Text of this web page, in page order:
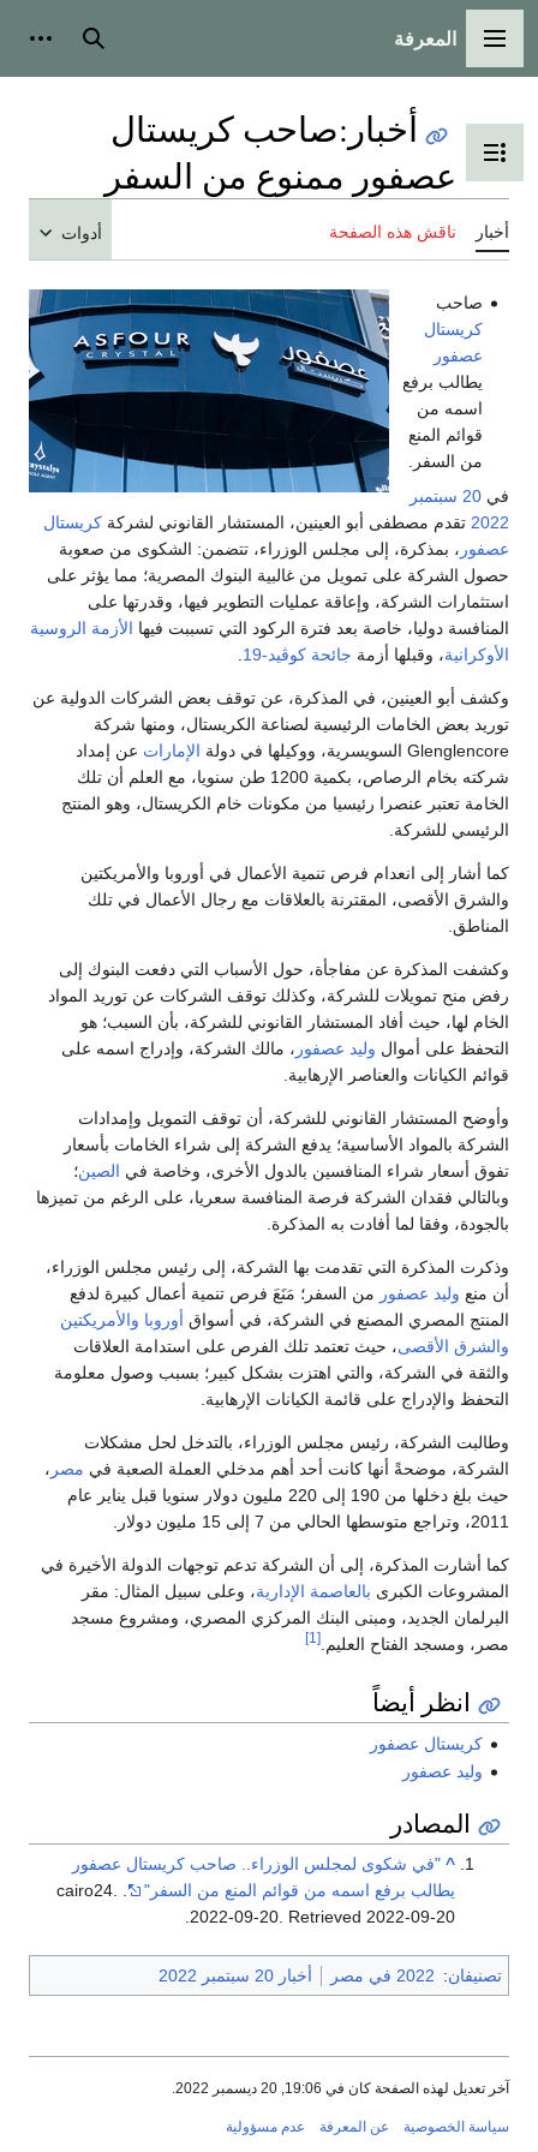
القائمة الرئيسية
المعرفة بحث
تبديل عرض جدول المحتويات
أخبار :صاحب كريستال
عصفور ممنوع من السفر
أخبار ناقش هذه الصفحة أدوات
صاحب
كريستال
عصفور
يطالب برفع
اسمه من
قوائم المنع
من السفر.
في 20 سبتمبر
2022 تقدم مصطفى أبو العينين، المستشار القانوني لشركة كريستال
عصفور ، بمذكرة، إلى مجلس الوزراء، تتضمن: الشكوى من صعوبة
حصول الشركة على تمويل من غالبية البنوك المصرية؛ مما يؤثر على
استثمارات الشركة، وإعاقة عمليات التطوير فيها، وقدرتها على
المنافسة دوليا، خاصة بعد فترة الركود التي تسببت فيها الأزمة الروسية
الأوكرانية، وقبلها أزمة جائحة كوڤيد-19
وكشف أبو العينين، في المذكرة، عن توقف بعض الشركات الدولية عن
توريد بعض الخامات الرئيسية لصناعة الكريستال، ومنها شركة
Glenglencore السويسرية، ووكيلها في دولة
الإمارات عن إمداد
شركته بخام الرصاص، بكمية 1200 طن سنويا، مع العلم أن تلك
الخامة تعتبر عنصرا رئيسيا من مكونات خام الكريستال، وهو المنتج
الرئيسي للشركة.
كما أشار إلى انعدام فرص تنمية الأعمال في أوروبا والأمريكتين
والشرق الأقصى، المقترنة بالعلاقات مع رجال الأعمال في تلك
المناطق.
وكشفت المذكرة عن مفاجأة، حول الأسباب التي دفعت البنوك إلى
رفض منح تمويلات للشركة، وكذلك توقف الشركات عن توريد المواد
الخام لها، حيث أفاد المستشار القانوني للشركة، بأن السبب؛ هو
التحفظ على أموال وليد عصفور ، مالك الشركة، وإدراج اسمه على
قوائم الكيانات والعناصر الإرهابية.
وأوضح المستشار القانوني للشركة، أن توقف التمويل وإمدادات
الشركة بالمواد الأساسية؛ يدفع الشركة إلى شراء الخامات بأسعار
تفوق أسعار شراء المنافسين بالدول الأخرى، وخاصة في الصين؛
وبالتالي فقدان الشركة فرصة المنافسة سعريا، على الرغم من تميزها
بالجودة، وفقا لما أفادت به المذكرة.
وذكرت المذكرة التي تقدمت بها الشركة، إلى رئيس مجلس الوزراء،
أن منع وليد عصفور من السفر؛ مَنَعَ فرص تنمية أعمال كبيرة لدفع
المنتج المصري المصنع في الشركة، في أسواق أوروبا والأمريكتين
والشرق الأقصى، حيث تعتمد تلك الفرص على استدامة العلاقات
والثقة في الشركة، والتي اهتزت بشكل كبير؛ بسبب وصول معلومة
التحفظ والإدراج على قائمة الكيانات الإرهابية.
وطالبت الشركة، رئيس مجلس الوزراء، بالتدخل لحل مشكلات
الشركة، موضحةً أنها كانت أحد أهم مدخلي العملة الصعبة في مصر ،
حيث بلغ دخلها من 190 إلى 220 مليون دولار سنويا قبل يناير عام
2011، وتراجع متوسطها الحالي من 7 إلى 15 مليون دولار.
كما أشارت المذكرة، إلى أن الشركة تدعم توجهات الدولة الأخيرة في
المشروعات الكبرى بالعاصمة الإدارية، وعلى سبيل المثال: مقر
البرلمان الجديد، ومبنى البنك المركزي المصري، ومشروع مسجد
مصر، ومسجد الفتاح العليم. [1]
انظر أيضاً
كريستال عصفور
وليد عصفور
المصادر
^ "في شكوى لمجلس الوزراء.. صاحب كريستال عصفور
يطالب برفع اسمه من قوائم المنع من السفر"
. cairo24.
2022-09-20. Retrieved2022-09-20
.
تصنيفان: 2022 في مصر أخبار 20 سبتمبر 2022
آخر تعديل لهذه الصفحة كان في 19:06, 20 ديسمبر 2022.
سياسة الخصوصية عن المعرفة عدم مسؤولية